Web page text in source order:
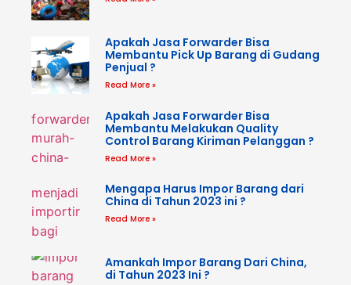
Apakah Jasa Forwarder Bisa
Membantu Pick Up Barang di Gudang
Penjual ?
Read More »
Apakah Jasa Forwarder Bisa
Membantu Melakukan Quality
Control Barang Kiriman Pelanggan ?
Read More »
Mengapa Harus Impor Barang dari
China di Tahun 2023 ini ?
Read More »
Amankah Impor Barang Dari China,
di Tahun 2023 Ini ?